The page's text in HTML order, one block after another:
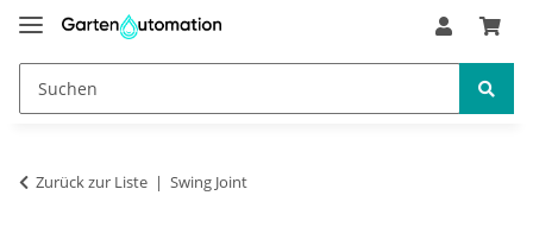
Zurück zur Liste Swing Joint